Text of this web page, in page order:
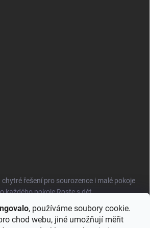
, používáme soubory cookie.
chod webu, jiné umožňují měřit
řešení pro sourozence i malé pokoje
každého pokoje Roste s dět...
– ideální řešení pro malé prostory i